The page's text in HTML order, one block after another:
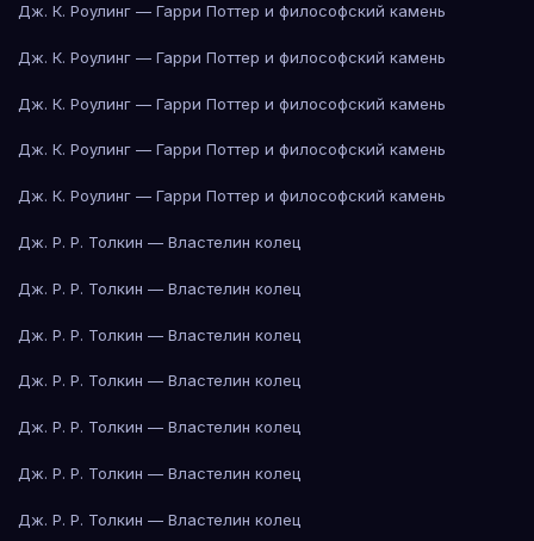
Дж. К. Роулинг — Гарри Поттер и философский камень
Дж. К. Роулинг — Гарри Поттер и философский камень
Дж. К. Роулинг — Гарри Поттер и философский камень
Дж. К. Роулинг — Гарри Поттер и философский камень
Дж. К. Роулинг — Гарри Поттер и философский камень
Дж. Р. Р. Толкин — Властелин колец
Дж. Р. Р. Толкин — Властелин колец
Дж. Р. Р. Толкин — Властелин колец
Дж. Р. Р. Толкин — Властелин колец
Дж. Р. Р. Толкин — Властелин колец
Дж. Р. Р. Толкин — Властелин колец
Дж. Р. Р. Толкин — Властелин колец